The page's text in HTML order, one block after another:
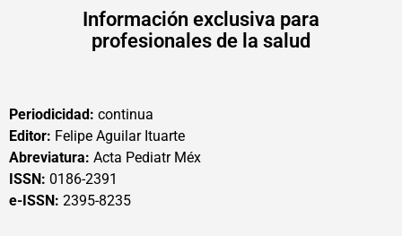
Información exclusiva para
profesionales de la salud
Periodicidad: continua
Editor: Felipe Aguilar Ituarte
Abreviatura: Acta Pediatr Méx
ISSN: 0186-2391
e-ISSN: 2395-8235